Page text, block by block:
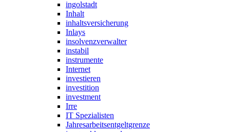
ingolstadt
Inhalt
inhaltsversicherung
Inlays
insolvenzverwalter
instabil
instrumente
Internet
investieren
investition
investment
Irre
IT Spezialisten
Jahresarbeitsentgeltgrenze